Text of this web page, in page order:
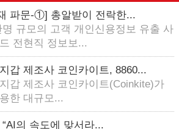
파문-①] 총알받이 전락한...
규모의 고객 개인신용정보 유출 사
전현직 정보보...
갑 제조사 코인카이트, 8860...
갑 제조사 코인카이트(Coinkite)가
한 대규모...
의 속도에 맞서라...